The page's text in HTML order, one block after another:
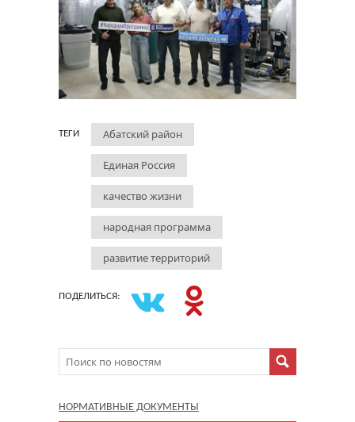
ТЕГИ Абатский район
Единая Россия
качество жизни
народная программа
развитие территорий
ПОДЕЛИТЬСЯ:
НОРМАТИВНЫЕ ДОКУМЕНТЫ